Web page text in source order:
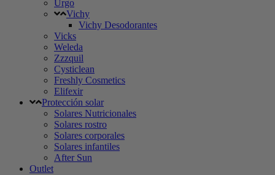
Urgo
Vichy
Vichy Desodorantes
Vicks
Weleda
Zzzquil
Cysticlean
Freshly Cosmetics
Elifexir
Protección solar
Solares Nutricionales
Solares rostro
Solares corporales
Solares infantiles
After Sun
Outlet